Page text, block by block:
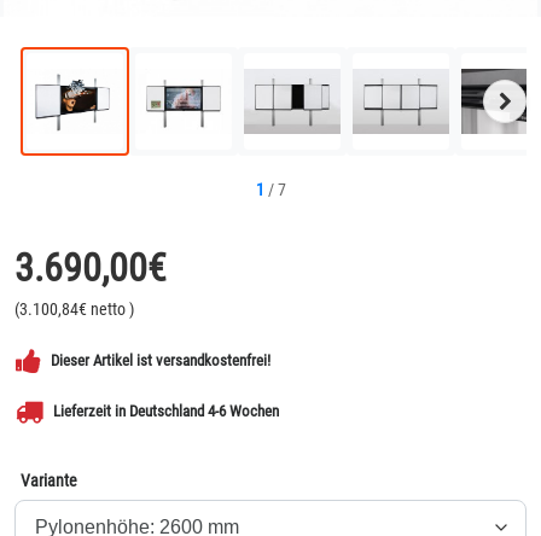
1 /7
3.690,00€
(3.100,84€ netto)
Dieser Artikel ist versandkostenfrei!
Lieferzeit in Deutschland 4-6 Wochen
Variante